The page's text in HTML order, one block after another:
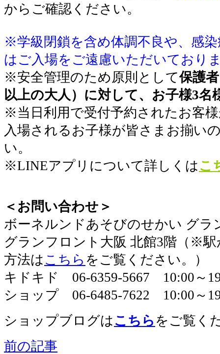
からご確認ください。
※学級閉鎖を含め体調不良や、感
はご入場をご遠慮いただいており
※安全管理のため原則として保護
以上の大人）に対して、お子様3名
※当日利用で受付予約されたお客
入場されるお子様が皆さまお揃い
い。
※LINEアプリについて詳しくは こ
＜お問い合わせ＞
ボーネルンドあそびのせかい グラ
グランフロント大阪 北館3階（※
方法は こちら をご覧ください。）
キドキド 06-6359-5667 10:00～
ショップ 06-6485-7622 10:00～
ショップブログは こちら をご覧く
前の記事